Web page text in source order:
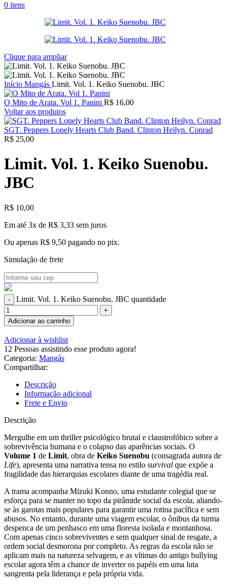
0 itens
Clique para ampliar
Início Mangás Limit. Vol. 1. Keiko Suenobu. JBC
O Mito de Arata. Vol 1. Panini R$ 16,00
Voltar aos produtos
SGT. Peppers Lonely Hearts Club Band. Clinton Heilyn. Conrad
R$ 25,00
Limit. Vol. 1. Keiko Suenobu.
JBC
R$ 10,00
Em até 3x de R$ 3,33 sem juros
Ou apenas R$ 9,50 pagando no pix.
Simulação de frete
Limit. Vol. 1. Keiko Suenobu. JBC quantidade
Adicionar ao carrinho
Adicionar à wishlist
12 Pessoas assistindo esse produto agora!
Categoria: Mangás
Compartilhar:
Descrição
Informação adicional
Frete e Envio
Descrição
Mergulhe em um thriller psicológico brutal e claustrofóbico sobre a
sobrevivência humana e o colapso das aparências sociais. O
Volume 1 de Limit, obra de Keiko Suenobu (consagrada autora de
Life), apresenta uma narrativa tensa no estilo survival que expõe a
fragilidade das hierarquias escolares diante de uma tragédia real.
A trama acompanha Mizuki Konno, uma estudante colegial que se
esforça para se manter no topo da pirâmide social da escola, aliando-
se às garotas mais populares para garantir uma rotina pacífica e sem
abusos. No entanto, durante uma viagem escolar, o ônibus da turma
despenca de um penhasco em uma floresta isolada e montanhosa.
Com apenas cinco sobreviventes e sem qualquer sinal de resgate, a
ordem social desmorona por completo. As regras da escola não se
aplicam mais na natureza selvagem, e as vítimas do antigo bullying
escolar agora têm a chance de inverter os papéis em uma luta
sangrenta pela liderança e pela própria vida.